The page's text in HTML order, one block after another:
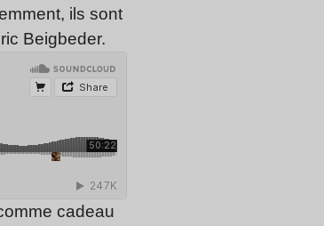
ils sont
Beigbeder.
cadeau